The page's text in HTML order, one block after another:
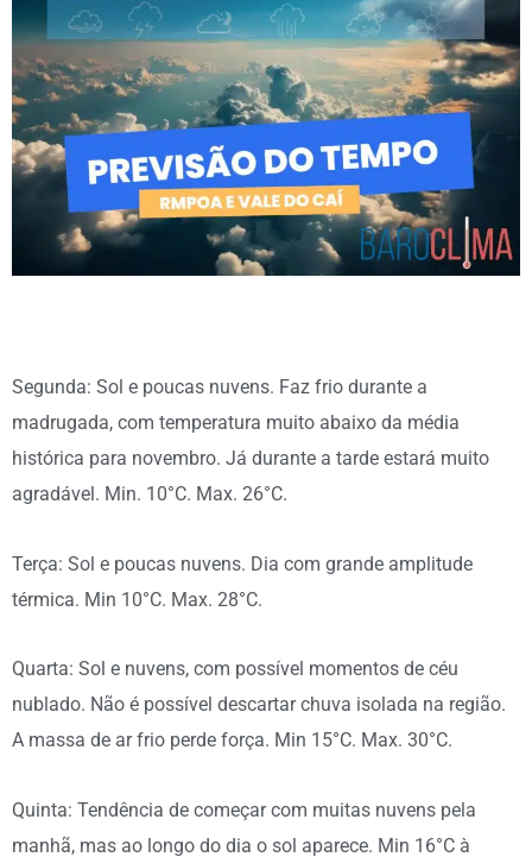
Segunda: Sol e poucas nuvens. Faz frio durante a
madrugada, com temperatura muito abaixo da média
histórica para novembro. Já durante a tarde estará muito
agradável. Min. 10°C. Max. 26°C.
Terça: Sol e poucas nuvens. Dia com grande amplitude
térmica. Min 10°C. Max. 28°C.
Quarta: Sol e nuvens, com possível momentos de céu
nublado. Não é possível descartar chuva isolada na região.
A massa de ar frio perde força. Min 15°C. Max. 30°C.
Quinta: Tendência de começar com muitas nuvens pela
manhã, mas ao longo do dia o sol aparece. Min 16°C à